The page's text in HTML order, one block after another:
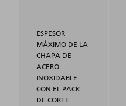
ESPESOR
MÁXIMO DE LA
CHAPA DE
ACERO
INOXIDABLE
CON EL PACK
DE CORTE